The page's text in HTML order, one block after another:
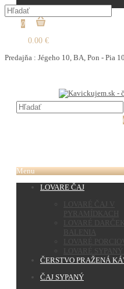
0
0.00 €
Predajňa : Jégeho 10, BA, Pon - Pia
Menu
LOVARE ČAJ
LOVARÉ ČAJ V
PYRAMÍDKACH
LOVARÉ
BALENIA
LOVARÉ
LOVARÉ SYPANÝ
ČERSTVO PRAŽENÁ
ČAJ SYPANÝ